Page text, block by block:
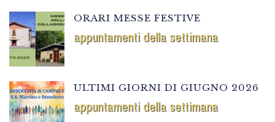
ORARI MESSE FESTIVE
appuntamenti della settimana
ULTIMI GIORNI DI GIUGNO 2026
appuntamenti della settimana